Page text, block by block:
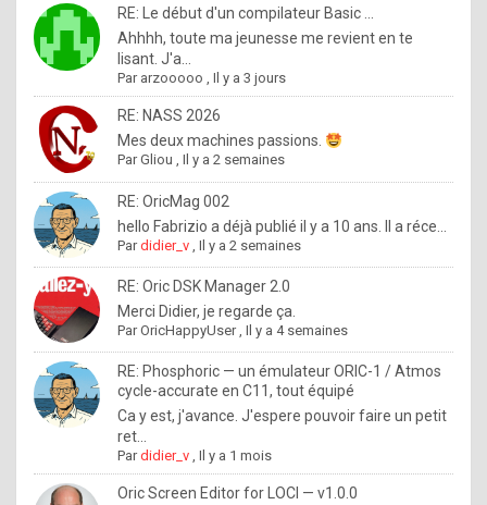
m
a
d
b
y
o
l
e
x
.
I
f
y
o
RE: Le début d'un compilateur Basic ...
Ahhhh, toute ma jeunesse me revient en te
lisant. J'a...
Par arzooooo ,Il y a 3 jours
RE: NASS 2026
Mes deux machines passions.
ParGliou ,Il y a 2 semaines
RE: OricMag 002
hello Fabrizio a déjà publié il y a 10 ans. Il a réce...
Pardidier_v ,Il y a 2 semaines
RE: Oric DSK Manager 2.0
Merci Didier, je regarde ça.
ParOricHappyUser,Il y a 4 semaines
RE: Phosphoric — un émulateur ORIC-1 / Atmos
cycle-accurate en C11, tout équipé
Ca y est, j'avance. J'espere pouvoir faire un petit
ret...
Pardidier_v ,Il y a 1 mois
Oric Screen Editor for LOCI — v1.0.0